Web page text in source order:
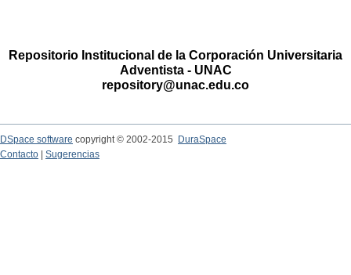
Repositorio Institucional de la Corporación Universitaria
Adventista - UNAC
repository@unac.edu.co
DSpace software copyright © 2002-2015
DuraSpace
Contacto
Sugerencias